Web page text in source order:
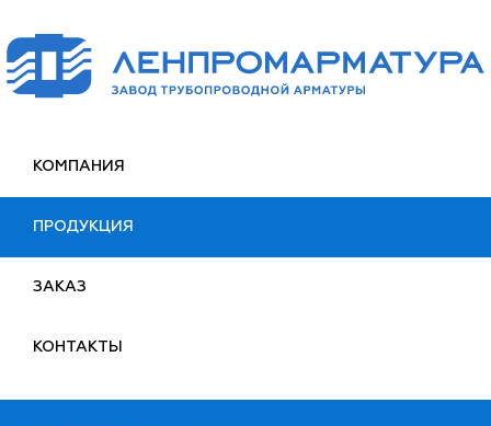
КОМПАНИЯ
ПРОДУКЦИЯ
ЗАКАЗ
КОНТАКТЫ